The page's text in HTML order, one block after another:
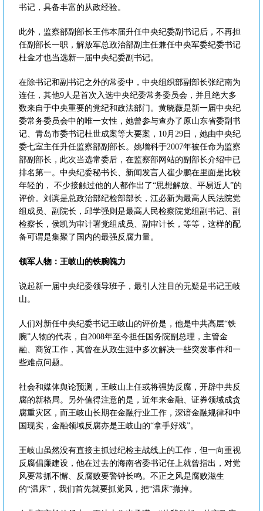
书记，具备丰富的从政经验。
此外，监察部副部长王伟本届升任中央纪委副书记后，不再担
任副部长一职，解放军总政治部副主任兼任中央军委纪委书记
杜金才也当选新一届中央纪委副书记。
在除书记和副书记之外的常委中，中央组织部副部长张纪南为
连任，其他9人是首次入选中央纪委常务委员会，并且绝大多
数来自于中央重要的党纪和政法部门。黄晓薇是新一届中央纪
委常务委员会中的唯一女性，她曾参与查办了原山东省委副书
记、青岛市委书记杜世成案等大要案，10月29日，她由中央纪
委七室主任升任监察部副部长。姚增科于2007年被任命为监察
部副部长，此次当选常委后，在监察部网站的副部长介绍中已
排名第一。中央纪委秘书长、新闻发言人崔少鹏在里面是比较
年轻的， 不少接触过他的人都作出了“思想解放、平易近人”的
评价。刘滨是总政治部纪检部部长，江必新为最高人民法院党
组成员、副院长，邱学强则是最高人民检察院党组副书记、副
检察长，侯凯为审计署党组成员、副审计长，等等，这样的配
备可谓是集聚了国内的最强反腐力量。
领军人物：王岐山的铁腕魄力
说起新一届中央纪委领导班子，最引人注目的无疑是书记王岐
山。
人们对新任中央纪委书记王岐山的评价是，他是中共高层“铁
腕”人物的代表，自2008年至今担任国务院副总理，主管金
融、商贸工作，其曾在从政生涯中多次解决一些突发事件和一
些难点问题。
社会和媒体舆论预测，王岐山上任或将强势反腐，开辟中共反
腐的新格局。另外值得注意的是，近年来金融、证券领域成贪
腐重灾区，而王岐山长期在金融行业工作，深谙金融规律和中
国现实，金融领域反腐亦是王岐山的“拿手好戏”。
王岐山虽然没有直接主抓过纪检主战线上的工作，但一向重视
反腐倡廉建设，他在过去的海南省委书记任上就曾指出，对党
风要常抓不懈、反腐败要警钟长鸣。不正之风是腐败滋生
的“温床”，我们首先就要抓党风，把“温床”撤掉。